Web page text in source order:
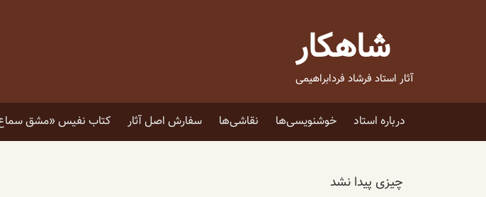
شاهکار
آثار استاد فرشاد فردابراهیمی
درباره استاد
خوشنویسی‌ها نقاشی‌ها سفارش اصل آثار کتاب نفیس «مشق
چیزی پیدا نشد